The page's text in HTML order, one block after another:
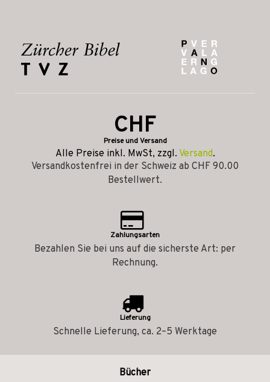
CHF
Preise und Versand
Alle Preise inkl. MwSt, zzgl. Versand.
Versandkostenfrei in der Schweiz ab CHF 90.00
Bestellwert.
Zahlungsarten
Bezahlen Sie bei uns auf die sicherste Art: per
Rechnung.
Lieferung
Schnelle Lieferung, ca. 2–5 Werktage
Bücher